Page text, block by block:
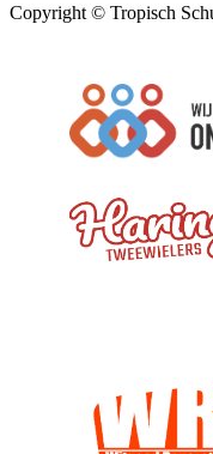
Copyright © Tropisch